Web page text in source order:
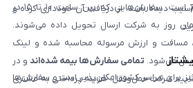
دیده باشد، از دریافت آن خودداری کرده و
پوشش این شرکت‌ها فراهم است. سفارش‌هایی که بین ساعت ۱۰ تا ۱۵ در
روز به شرکت ارسال تحویل داده می‌شوند.
مسافت و ارزش مرسوله محاسبه شده و لینک
می‌شود. تمامی سفارش‌ها بیمه شده‌اند و در
شرکت حمل‌ونقل، هزینه پرداختی به مشتری
برای سراسر کشور امکان‌پذیر است و سفارش‌ها